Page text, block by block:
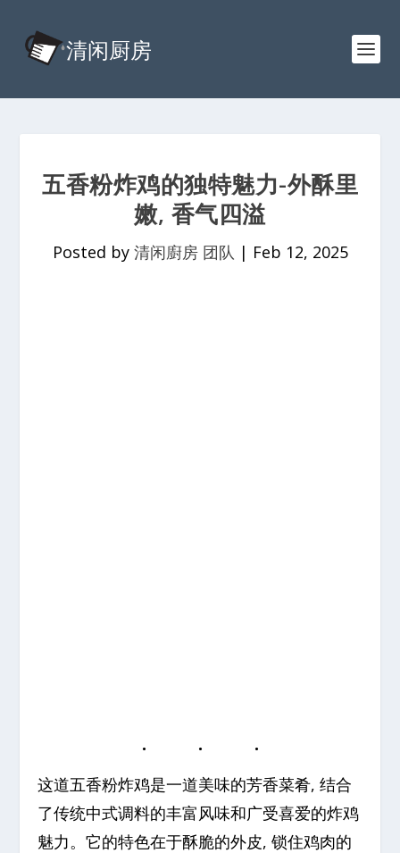
五香粉炸鸡的独特魅力-外酥里
嫩, 香气四溢
Posted by 清闲廚房 团队 | Feb 12, 2025
这道五香粉炸鸡是一道美味的芳香菜肴, 结合
了传统中式调料的丰富风味和广受喜爱的炸鸡
魅力。它的特色在于酥脆的外皮, 锁住鸡肉的